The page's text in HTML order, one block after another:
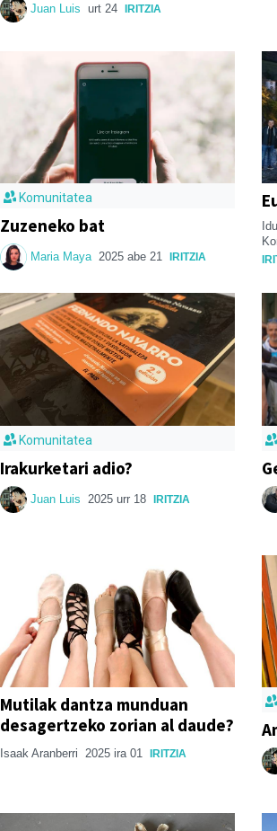
Juan Luis urt 24 IRITZIA
Komunitatea
Zuzeneko bat
Maria Maya 2025 abe 21 IRITZIA
Komunitatea
Irakurketari adio?
Juan Luis 2025 urr 18 IRITZIA
Mutilak dantza munduan
desagertzeko zorian al daude?
Isaak Aranberri 2025 ira 01 IRITZIA